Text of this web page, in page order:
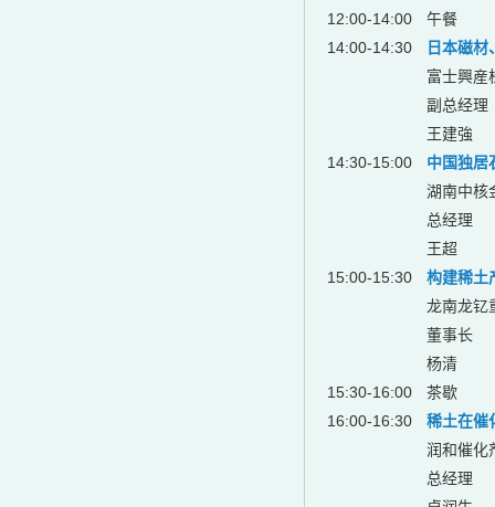
12:00-14:00
午餐
14:00-14:30
日本磁
富士興産
副总经理
王建強
14:30-15:00
中国独居
湖南中核
总经理
王超
15:00-15:30
构建稀土
龙南龙钇
董事长
杨清
15:30-16:00
茶歇
16:00-16:30
稀土在催
润和催化
总经理